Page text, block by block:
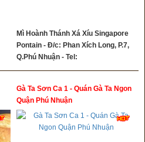
Mì Hoành Thánh Xá Xíu Singapore
Pontain - Đ/c: Phan Xích Long, P.7,
Q.Phú Nhuận - Tel:
Gà Ta Sơn Ca 1 - Quán Gà Ta Ngon
Quận Phú Nhuận